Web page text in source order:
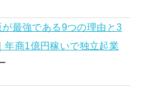
最強である9つの理由と3
年商1億円稼いで独立起業